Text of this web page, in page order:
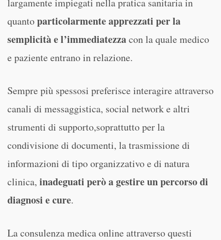
largamente impiegati nella pratica sanitaria in
quantoparticolarmente apprezzati per la
semplicità e l’immediatezzacon la quale medico
e paziente entrano in relazione.
Sempre più spessosi preferisce interagire attraverso
canali di messaggistica, social network e altri
strumenti di supporto,soprattutto per la
condivisione di documenti, la trasmissione di
informazioni di tipo organizzativo e di natura
clinica, inadeguati peròa gestire un percorso di
diagnosi e cure.
La consulenza medica online attraverso questi